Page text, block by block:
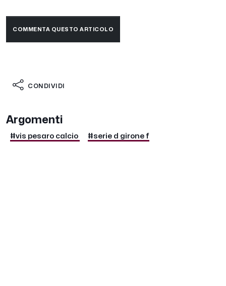
COMMENTA QUESTO ARTICOLO
CONDIVIDI
Argomenti
#vis pesaro calcio #serie d girone f